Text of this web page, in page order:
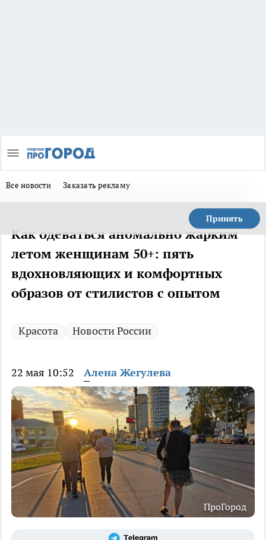
Все новости Заказать рекламу
Принять
Как одеваться аномально жарким
летом женщинам 50+: пять
вдохновляющих и комфортных
образов от стилистов с опытом
Красота Новости России
22 мая 10:52 Алена Жегулева
ПроГород